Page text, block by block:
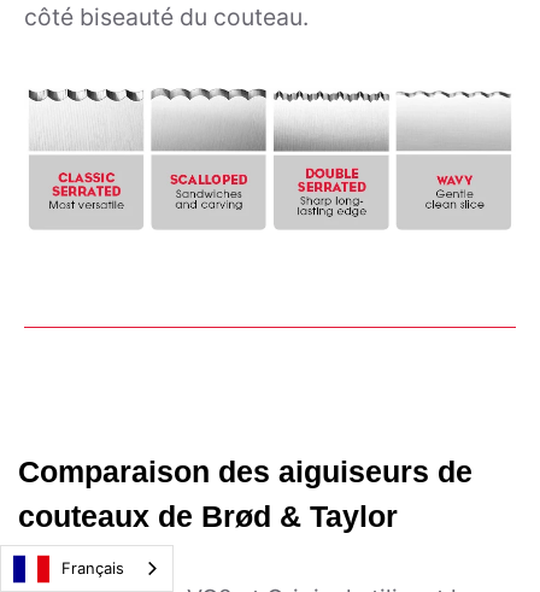
côté biseauté du couteau.
Comparaison des aiguiseurs de
couteaux de Brød & Taylor
Français